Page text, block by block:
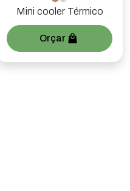
Mini cooler Térmico
Orçar